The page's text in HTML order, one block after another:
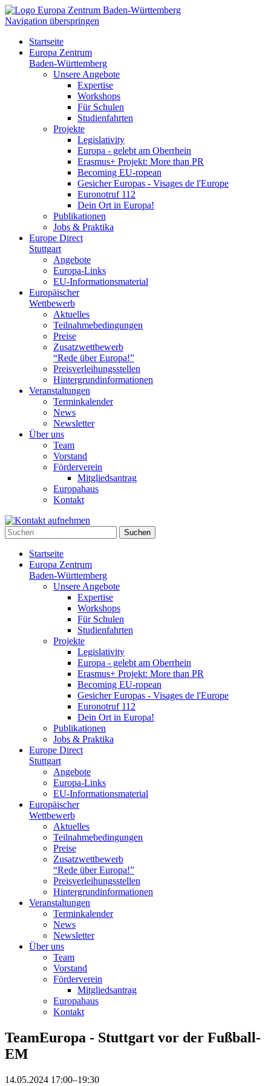
Navigation überspringen
Startseite
Europa Zentrum
Baden-Württemberg
Unsere Angebote
Expertise
Workshops
Für Schulen
Studienfahrten
Projekte
Legislativity
Europa - gelebt am Oberrhein
Erasmus+ Projekt: More than PR
Becoming EU-ropean
Gesicher Europas - Visages de l'Europe
Euronotruf 112
Dein Ort in Europa!
Publikationen
Jobs & Praktika
Europe Direct
Stuttgart
Angebote
Europa-Links
EU-Informationsmaterial
Europäischer
Wettbewerb
Aktuelles
Teilnahme­bedingungen
Preise
Zusatzwettbewerb
“Rede über Europa!”
Preisverleihungsstellen
Hintergrundinformationen
Veranstaltungen
Terminkalender
News
Newsletter
Über uns
Team
Vorstand
Förderverein
Mitgliedsantrag
Europahaus
Kontakt
Suchen
Startseite
Europa Zentrum
Baden-Württemberg
Unsere Angebote
Expertise
Workshops
Für Schulen
Studienfahrten
Projekte
Legislativity
Europa - gelebt am Oberrhein
Erasmus+ Projekt: More than PR
Becoming EU-ropean
Gesicher Europas - Visages de l'Europe
Euronotruf 112
Dein Ort in Europa!
Publikationen
Jobs & Praktika
Europe Direct
Stuttgart
Angebote
Europa-Links
EU-Informationsmaterial
Europäischer
Wettbewerb
Aktuelles
Teilnahme­bedingungen
Preise
Zusatzwettbewerb
“Rede über Europa!”
Preisverleihungsstellen
Hintergrundinformationen
Veranstaltungen
Terminkalender
News
Newsletter
Über uns
Team
Vorstand
Förderverein
Mitgliedsantrag
Europahaus
Kontakt
TeamEuropa - Stuttgart vor der Fußball-
EM
14.05.2024 17:00–19:30